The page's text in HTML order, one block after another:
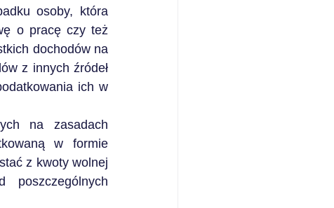
osoby, która
o pracę czy też
dochodów na
z innych źródeł
ich w
na zasadach
w formie
z kwoty wolnej